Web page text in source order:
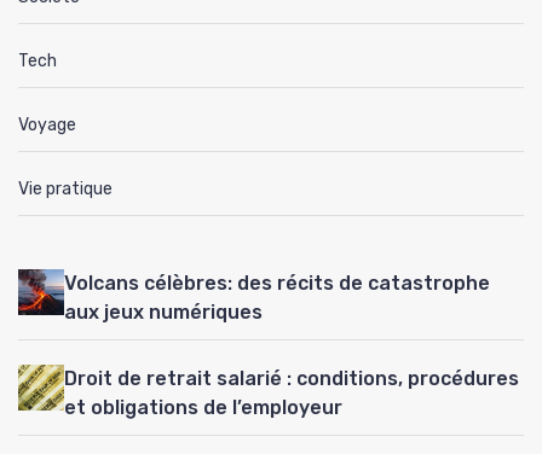
Tech
Voyage
Vie pratique
Volcans célèbres: des récits de catastrophe
aux jeux numériques
Droit de retrait salarié : conditions, procédures
et obligations de l’employeur